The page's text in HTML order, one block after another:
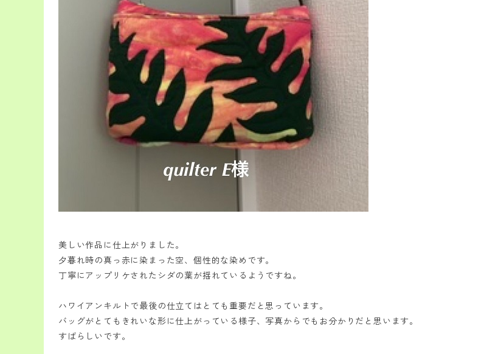
美しい作品に仕上がりました。
夕暮れ時の真っ赤に染まった空、個性的な染めです。
丁寧にアップリケされたシダの葉が揺れているようですね。
ハワイアンキルトで最後の仕立てはとても重要だと思っています。
バッグがとてもきれいな形に仕上がっている様子、写真からでもお分かりだと思います。
すばらしいです。